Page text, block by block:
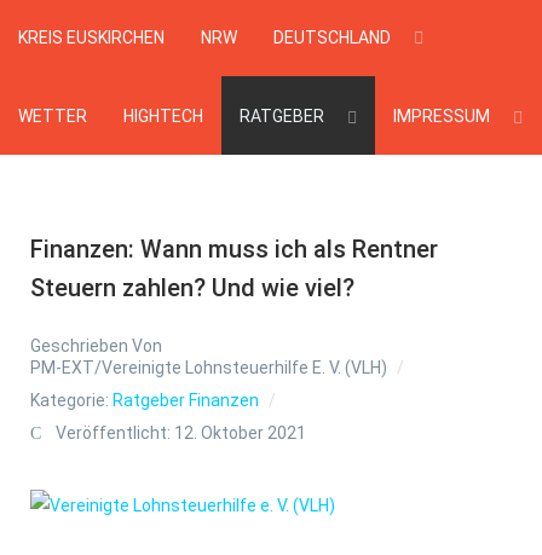
KREIS EUSKIRCHEN NRW DEUTSCHLAND
WETTER HIGHTECH RATGEBER IMPRESSUM
Finanzen: Wann muss ich als Rentner
Steuern zahlen? Und wie viel?
Geschrieben Von
PM-EXT/Vereinigte Lohnsteuerhilfe E. V. (VLH)
Kategorie: Ratgeber Finanzen
Veröffentlicht: 12. Oktober 2021